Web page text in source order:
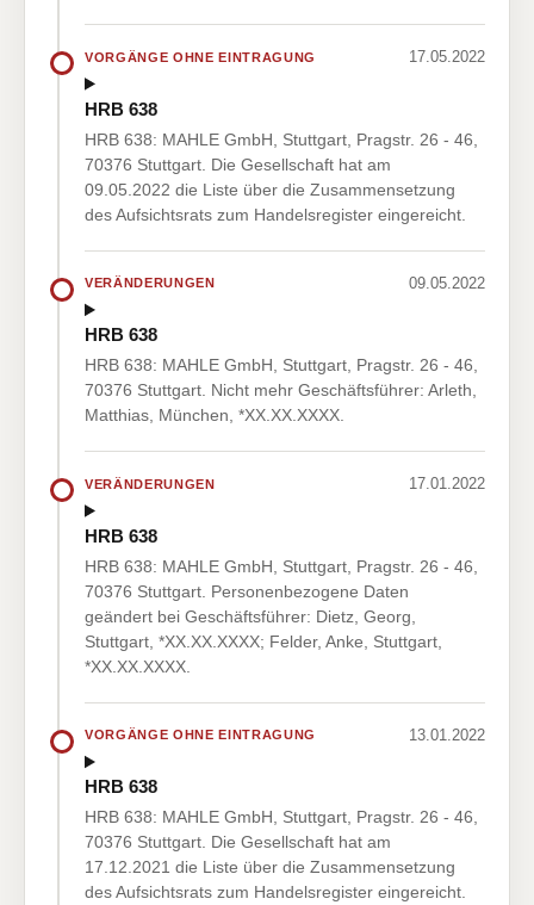
VORGÄNGE OHNE EINTRAGUNG 17.05.2022
HRB 638
HRB 638: MAHLE GmbH, Stuttgart, Pragstr. 26 - 46,
70376 Stuttgart. Die Gesellschaft hat am
09.05.2022 die Liste über die Zusammensetzung
des Aufsichtsrats zum Handelsregister eingereicht.
VERÄNDERUNGEN 09.05.2022
HRB 638
HRB 638: MAHLE GmbH, Stuttgart, Pragstr. 26 - 46,
70376 Stuttgart. Nicht mehr Geschäftsführer: Arleth,
Matthias, München, *XX.XX.XXXX.
VERÄNDERUNGEN 17.01.2022
HRB 638
HRB 638: MAHLE GmbH, Stuttgart, Pragstr. 26 - 46,
70376 Stuttgart. Personenbezogene Daten
geändert bei Geschäftsführer: Dietz, Georg,
Stuttgart, *XX.XX.XXXX; Felder, Anke, Stuttgart,
*XX.XX.XXXX.
VORGÄNGE OHNE EINTRAGUNG 13.01.2022
HRB 638
HRB 638: MAHLE GmbH, Stuttgart, Pragstr. 26 - 46,
70376 Stuttgart. Die Gesellschaft hat am
17.12.2021 die Liste über die Zusammensetzung
des Aufsichtsrats zum Handelsregister eingereicht.